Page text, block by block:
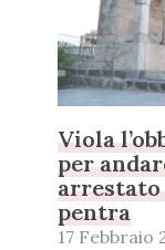
Viola
per
arrestato
pentra
17 Febbraio